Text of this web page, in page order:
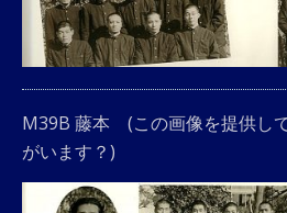
M39B 藤本 (この画像を提供し
がいます？)